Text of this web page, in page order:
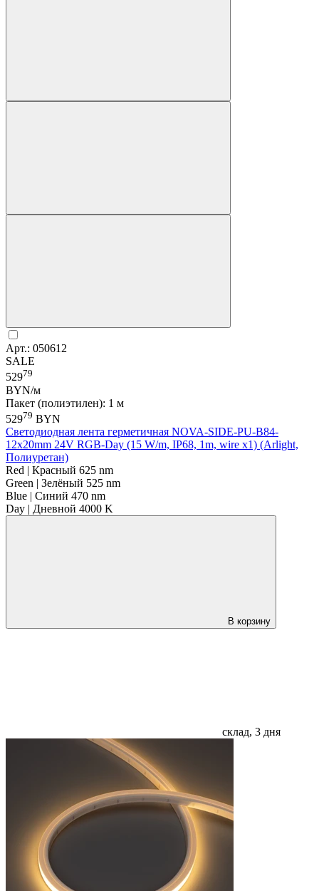
Арт.: 050612
SALE
52979
BYN/м
Пакет (полиэтилен): 1 м
52979 BYN
Светодиодная лента герметичная NOVA-SIDE-PU-B84-
12x20mm 24V RGB-Day (15 W/m, IP68, 1m, wire x1) (Arlight,
Полиуретан)
Red | Красный 625 nm
Green | Зелёный 525 nm
Blue | Синий 470 nm
Day | Дневной 4000 K
В корзину
склад, 3 дня